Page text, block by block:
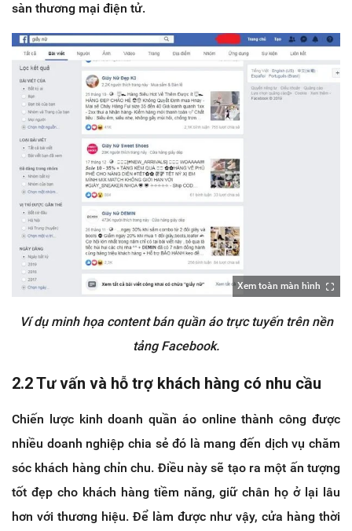
sàn thương mại điện tử.
Xem toàn màn hình
Ví dụ minh họa content bán quần áo trực tuyến trên nền
tảng Facebook.
2.2 Tư vấn và hỗ trợ khách hàng có nhu cầu
Chiến lược kinh doanh quần áo online thành công được
nhiều doanh nghiệp chia sẻ đó là mang đến dịch vụ chăm
sóc khách hàng chỉn chu. Điều này sẽ tạo ra một ấn tượng
tốt đẹp cho khách hàng tiềm năng, giữ chân họ ở lại lâu
hơn với thương hiệu. Để làm được như vậy, cửa hàng thời